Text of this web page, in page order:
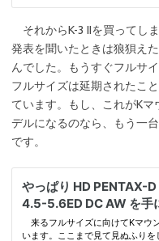
それからK-3 IIを買ってし
発表を聞いたときは狼狽え
んでした。もうすぐフルサ
フルサイズは延期されたこ
ています。もし、これがKマ
デルになるのなら、もう一
です。